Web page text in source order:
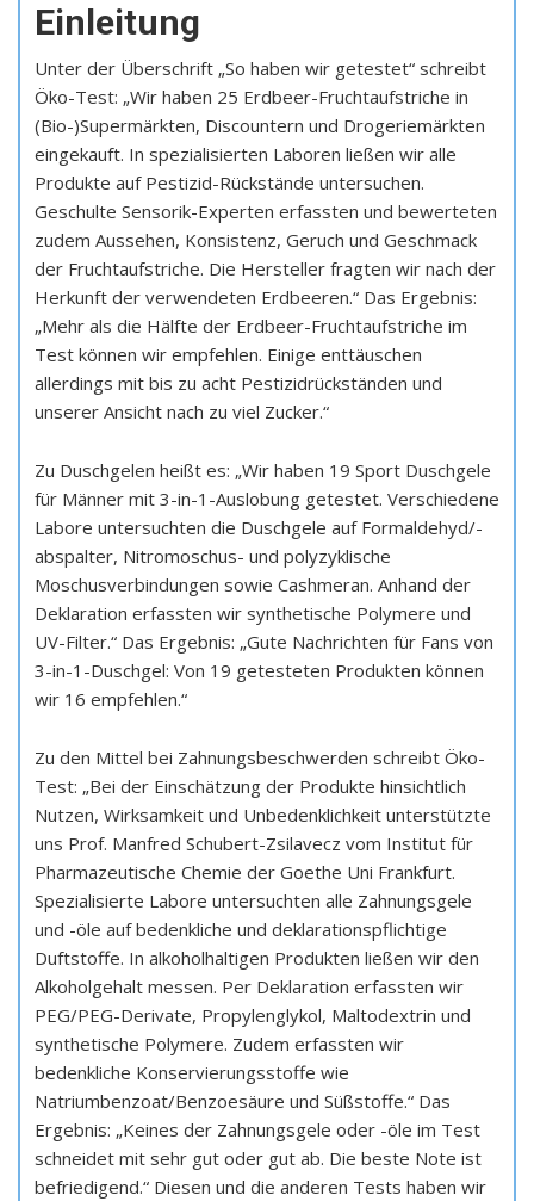
Einleitung
Unter der Überschrift „So haben wir getestet“ schreibt
Öko-Test: „Wir haben 25 Erdbeer-Fruchtaufstriche in
(Bio-)Supermärkten, Discountern und Drogeriemärkten
eingekauft. In spezialisierten Laboren ließen wir alle
Produkte auf Pestizid-Rückstände untersuchen.
Geschulte Sensorik-Experten erfassten und bewerteten
zudem Aussehen, Konsistenz, Geruch und Geschmack
der Fruchtaufstriche. Die Hersteller fragten wir nach der
Herkunft der verwendeten Erdbeeren.“ Das Ergebnis:
„Mehr als die Hälfte der Erdbeer-Fruchtaufstriche im
Test können wir empfehlen. Einige enttäuschen
allerdings mit bis zu acht Pestizidrückständen und
unserer Ansicht nach zu viel Zucker.“
Zu Duschgelen heißt es: „Wir haben 19 Sport Duschgele
für Männer mit 3-in-1-Auslobung getestet. Verschiedene
Labore untersuchten die Duschgele auf Formaldehyd/-
abspalter, Nitromoschus- und polyzyklische
Moschusverbindungen sowie Cashmeran. Anhand der
Deklaration erfassten wir synthetische Polymere und
UV-Filter.“ Das Ergebnis: „Gute Nachrichten für Fans von
3-in-1-Duschgel: Von 19 getesteten Produkten können
wir 16 empfehlen.“
Zu den Mittel bei Zahnungsbeschwerden schreibt Öko-
Test: „Bei der Einschätzung der Produkte hinsichtlich
Nutzen, Wirksamkeit und Unbedenklichkeit unterstützte
uns Prof. Manfred Schubert-Zsilavecz vom Institut für
Pharmazeutische Chemie der Goethe Uni Frankfurt.
Spezialisierte Labore untersuchten alle Zahnungsgele
und -öle auf bedenkliche und deklarationspflichtige
Duftstoffe. In alkoholhaltigen Produkten ließen wir den
Alkoholgehalt messen. Per Deklaration erfassten wir
PEG/PEG-Derivate, Propylenglykol, Maltodextrin und
synthetische Polymere. Zudem erfassten wir
bedenkliche Konservierungsstoffe wie
Natriumbenzoat/Benzoesäure und Süßstoffe.“ Das
Ergebnis: „Keines der Zahnungsgele oder -öle im Test
schneidet mit sehr gut oder gut ab. Die beste Note ist
befriedigend.“ Diesen und die anderen Tests haben wir